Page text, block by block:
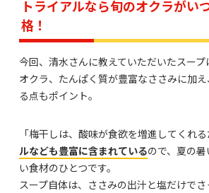
トライアルなら旬のオクラがい
格！
今回、清水さんに教えていただいたスー
オクラ、たんぱく質が豊富なささみに加
る点もポイント。
「梅干しは、酸味が食欲を増進してくれる
ルなども豊富に含まれているので、夏の
い食材のひとつです。
スープ自体は、ささみの出汁と塩だけで